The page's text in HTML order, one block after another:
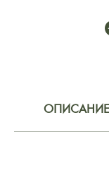
ОПИСАНИЕ